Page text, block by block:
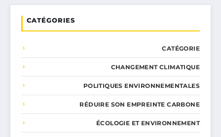
CATÉGORIES
CATÉGORIE
CHANGEMENT CLIMATIQUE
POLITIQUES ENVIRONNEMENTALES
RÉDUIRE SON EMPREINTE CARBONE
ÉCOLOGIE ET ENVIRONNEMENT